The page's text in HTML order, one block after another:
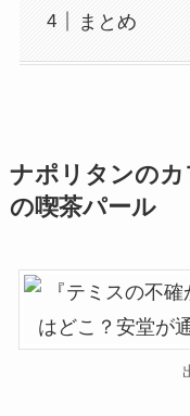
まとめ
ナポリタンの
の喫茶パール